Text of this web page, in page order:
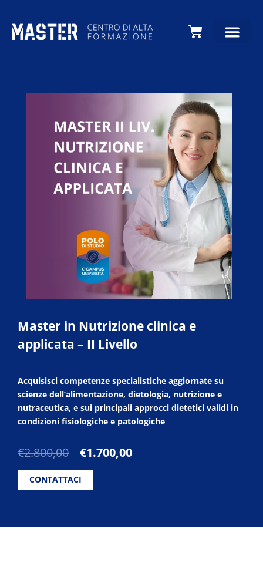
Carrello
Master in Nutrizione clinica e
applicata – II Livello
Acquisisci competenze specialistiche aggiornate su
scienze dell’alimentazione, dietologia, nutrizione e
nutraceutica, e sui principali approcci dietetici validi in
condizioni fisiologiche e patologiche
€2.800,00
Il
originale
era:
€1.700,00Il
CONTATTACI